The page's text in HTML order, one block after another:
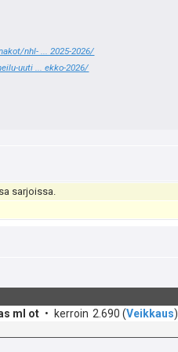
nhl- ... 2025-2026/
uuti ... ekko-2026/
sarjoissa.
ml ot kerroin 2.690 (Veikkaus)